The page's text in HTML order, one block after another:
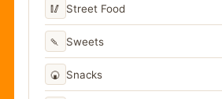
🥢 Street Food
🍡 Sweets
🍘 Snacks